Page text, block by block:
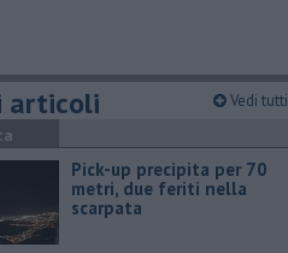
articoli Vedi tutti
Pick-up precipita per 70
metri, due feriti nella
scarpata